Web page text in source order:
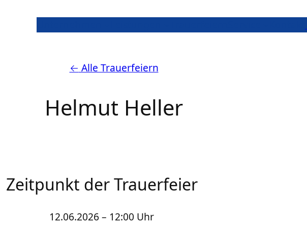
← Alle Trauerfeiern
Helmut Heller
Zeitpunkt der Trauerfeier
12.06.2026 – 12:00 Uhr